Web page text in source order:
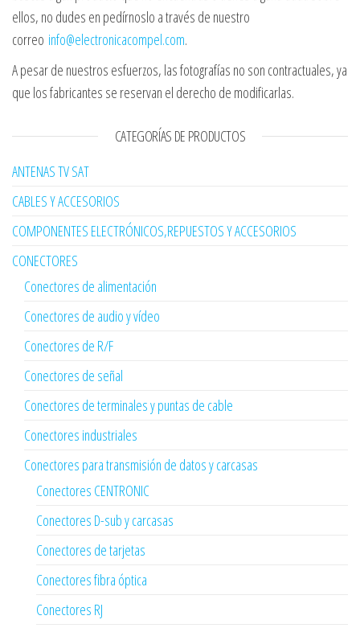
ellos, no dudes en pedírnoslo a través de nuestro
correo info@electronicacompel.com.
A pesar de nuestros esfuerzos, las fotografías no son contractuales, ya
que los fabricantes se reservan el derecho de modificarlas.
CATEGORÍAS DE PRODUCTOS
ANTENAS TV SAT
CABLES Y ACCESORIOS
COMPONENTES ELECTRÓNICOS,REPUESTOS Y ACCESORIOS
CONECTORES
Conectores de alimentación
Conectores de audio y vídeo
Conectores de R/F
Conectores de señal
Conectores de terminales y puntas de cable
Conectores industriales
Conectores para transmisión de datos y carcasas
Conectores CENTRONIC
Conectores D-sub y carcasas
Conectores de tarjetas
Conectores fibra óptica
Conectores RJ